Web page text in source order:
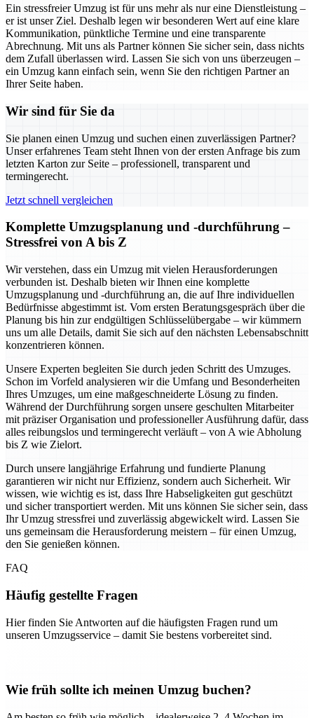
Ein stressfreier Umzug ist für uns mehr als nur eine Dienstleistung –
er ist unser Ziel. Deshalb legen wir besonderen Wert auf eine klare
Kommunikation, pünktliche Termine und eine transparente
Abrechnung. Mit uns als Partner können Sie sicher sein, dass nichts
dem Zufall überlassen wird. Lassen Sie sich von uns überzeugen –
ein Umzug kann einfach sein, wenn Sie den richtigen Partner an
Ihrer Seite haben.
Wir sind für Sie da
Sie planen einen Umzug und suchen einen zuverlässigen Partner?
Unser erfahrenes Team steht Ihnen von der ersten Anfrage bis zum
letzten Karton zur Seite – professionell, transparent und
termingerecht.
Jetzt schnell vergleichen
Komplette Umzugsplanung und -durchführung –
Stressfrei von A bis Z
Wir verstehen, dass ein Umzug mit vielen Herausforderungen
verbunden ist. Deshalb bieten wir Ihnen eine komplette
Umzugsplanung und -durchführung an, die auf Ihre individuellen
Bedürfnisse abgestimmt ist. Vom ersten Beratungsgespräch über die
Planung bis hin zur endgültigen Schlüsselübergabe – wir kümmern
uns um alle Details, damit Sie sich auf den nächsten Lebensabschnitt
konzentrieren können.
Unsere Experten begleiten Sie durch jeden Schritt des Umzuges.
Schon im Vorfeld analysieren wir die Umfang und Besonderheiten
Ihres Umzuges, um eine maßgeschneiderte Lösung zu finden.
Während der Durchführung sorgen unsere geschulten Mitarbeiter
mit präziser Organisation und professioneller Ausführung dafür, dass
alles reibungslos und termingerecht verläuft – von A wie Abholung
bis Z wie Zielort.
Durch unsere langjährige Erfahrung und fundierte Planung
garantieren wir nicht nur Effizienz, sondern auch Sicherheit. Wir
wissen, wie wichtig es ist, dass Ihre Habseligkeiten gut geschützt
und sicher transportiert werden. Mit uns können Sie sicher sein, dass
Ihr Umzug stressfrei und zuverlässig abgewickelt wird. Lassen Sie
uns gemeinsam die Herausforderung meistern – für einen Umzug,
den Sie genießen können.
FAQ
Häufig gestellte Fragen
Hier finden Sie Antworten auf die häufigsten Fragen rund um
unseren Umzugsservice – damit Sie bestens vorbereitet sind.
Wie früh sollte ich meinen Umzug buchen?